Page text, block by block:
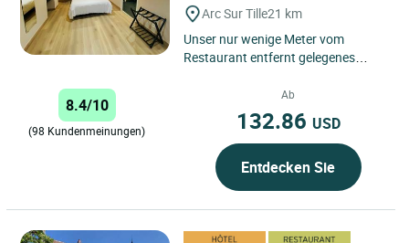
Arc Sur Tille21 km
Unser nur wenige Meter vom
Restaurant entfernt gelegenes
personalisierten Zimmern mit
jeglichem Komfort ...
8.4/10
(98 Kundenmeinungen)
Ab
132.86 USD
Entdecken Sie